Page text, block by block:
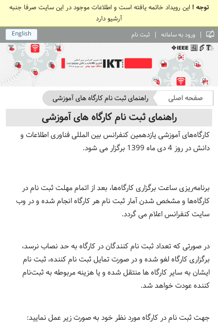
توجه ! این رویداد خاتمه یافته است و اطلاعات موجود در این سایت صرفا جنبه
آرشیو دارد
| ورود به سامانه | ثبت نام English
صفحه اصلی راهنمای ثبت نام کارگاه های آموزشی
راهنمای ثبت نام کارگاه های آموزشی
کارگاه‌های آموزشی یازدهمین کنفرانس بین المللی فناوری اطلاعات و
دانش در روز 4 دی ماه 1399 برگزار می­ شود.
برنامه‌ریزی ساعت برگزاری کارگاه‌ها، بعد از اتمام مهلت ثبت نام در
کارگاه‌ها و مشخص شدن آمار ثبت نام هر کارگاه انجام شده و در وب
سایت کنفرانس اعلام می گردد.
در صورتی که تعداد ثبت نام کنندگان در کارگاه به حد نصاب نرسد،
برگزاری کارگاه لغو شده و در صورت تمایل ثبت نام کننده، ثبت نام
ایشان به سایر کارگاه ها منتقل شده و یا هزینه مربوطه به ثبت‌نام
کننده عودت خواهد شد.
جهت ثبت نام در کارگاه مورد نظر خود به صورت زیر عمل نمایید: